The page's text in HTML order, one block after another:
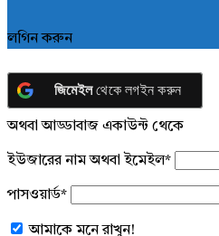
লগিন করুন
জিমেইলথেকে লগইন করুন
অথবা আড্ডাবাজ একাউন্ট থেকে
ইউজারের নাম অথবা ইমেইল*
পাসওয়ার্ড*
আমাকে মনে রাখুন!